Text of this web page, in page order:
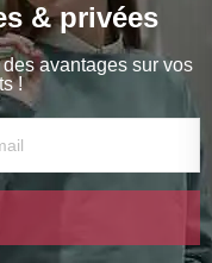
& privées
avantages sur vos
!